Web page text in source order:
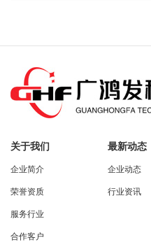
关于我们
企业简介
荣誉资质
服务行业
合作客户
最新动态
企业动态
行业资讯